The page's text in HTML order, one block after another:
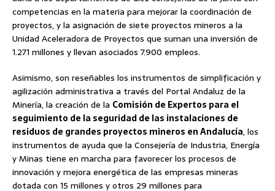
competencias en la materia para mejorar la coordinación de
proyectos, y la asignación de siete proyectos mineros a la
Unidad Aceleradora de Proyectos que suman una inversión de
1.271 millones y llevan asociados 7.900 empleos.
Asimismo, son reseñables los instrumentos de simplificación y
agilización administrativa a través del Portal Andaluz de la
Minería, la creación de la Comisión de Expertos para el
seguimiento de la seguridad de las instalaciones de
residuos de grandes proyectos mineros en Andalucía, los
instrumentos de ayuda que la Consejería de Industria, Energía
y Minas tiene en marcha para favorecer los procesos de
innovación y mejora energética de las empresas mineras
dotada con 15 millones y otros 29 millones para